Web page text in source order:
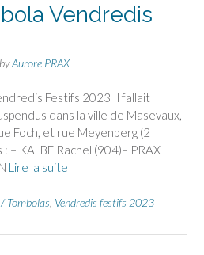
Vendredis
byAurore PRAX
Festifs 2023 Il fallait
dans la ville de Masevaux,
Foch, et rue Meyenberg (2
– KALBE Rachel (904)– PRAX
Lire la suite
Tombolas Vendredis festifs 2023